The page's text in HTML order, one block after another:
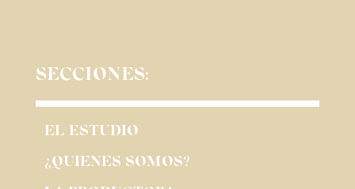
SECCIONES:
EL ESTUDIO
¿QUIENES SOMOS?